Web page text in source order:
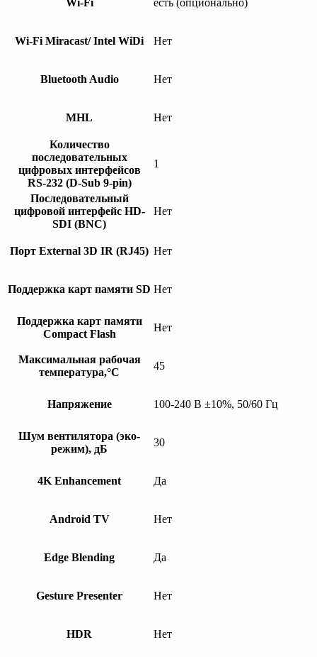
Wi-Fi Miracast/ Intel WiDi Нет
Bluetooth Audio Нет
MHL Нет
Количество
последовательных
цифровых интерфейсов
RS-232 (D-Sub 9-pin)
1
Последовательный
цифровой интерфейс HD-
SDI (BNC)
Нет
Порт External 3D IR (RJ45) Нет
Поддержка карт памяти SD Нет
Поддержка карт памяти
Compact Flash
Нет
Максимальная рабочая
температура,°C
45
Напряжение 100-240 В ±10%, 50/60 Гц
Шум вентилятора (эко-
режим), дБ
30
4K Enhancement Да
Android TV Нет
Edge Blending Да
Gesture Presenter Нет
HDR Нет